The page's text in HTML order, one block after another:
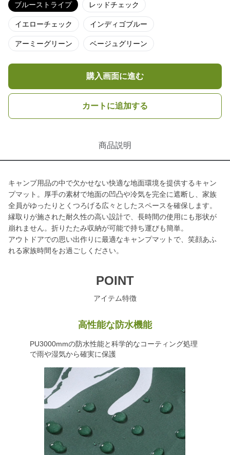
ブルーストライプ レッドチェック
イエローチェック インディゴブルー
アーミーグリーン ベージュグリーン
購入画面に進む
カートに追加する
商品説明
キャンプ用品の中で欠かせない快適な地面環境を提供するキャン
プマット。厚手の素材で地面の凹凸や冷気を完全に遮断し、家族
全員がゆったりとくつろげる広々としたスペースを確保します。
縁取りが施された耐久性の高い設計で、長時間の使用にも形状が
崩れません。折りたたみ収納が可能で持ち運びも簡単。
アウトドアでの思い出作りに最適なキャンプマットで、笑顔あふ
れる家族時間をお過ごしください。
POINT
アイテム特徴
高性能な防水機能
PU3000mmの防水性能と科学的なコーティング処理
で雨や湿気から確実に保護